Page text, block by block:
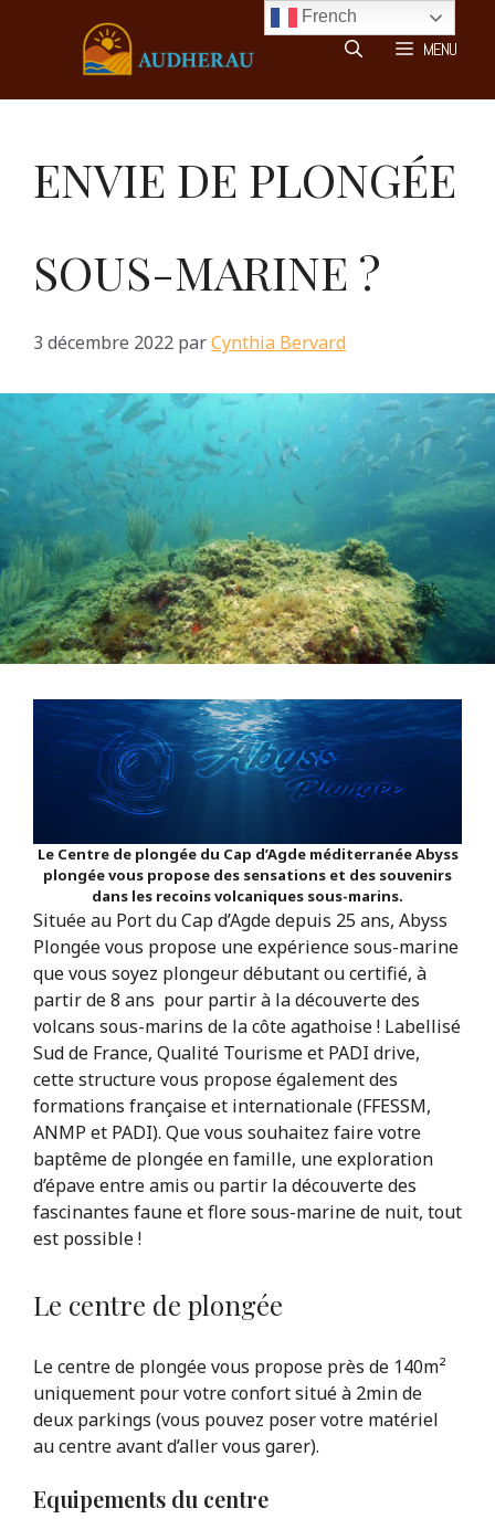
MENU
ENVIE DE PLONGÉE
SOUS-MARINE ?
3 décembre 2022 parCynthia Bervard
Le Centre de plongée du Cap d’Agde méditerranée Abyss
plongée vous propose des sensations et des souvenirs
dans les recoins volcaniques sous-marins.
Située au Port du Cap d’Agde depuis 25 ans, Abyss
Plongée vous propose une expérience sous-marine
que vous soyez plongeur débutant ou certifié, à
partir de 8 ans pour partir à la découverte des
volcans sous-marins de la côte agathoise ! Labellisé
Sud de France, Qualité Tourisme et PADI drive,
cette structure vous propose également des
formations française et internationale (FFESSM,
ANMP et PADI). Que vous souhaitez faire votre
baptême de plongée en famille, une exploration
d’épave entre amis ou partir la découverte des
fascinantes faune et flore sous-marine de nuit, tout
est possible !
Le centre de plongée
Le centre de plongée vous propose près de 140m²
uniquement pour votre confort situé à 2min de
deux parkings (vous pouvez poser votre matériel
au centre avant d’aller vous garer).
Equipements du centre
French